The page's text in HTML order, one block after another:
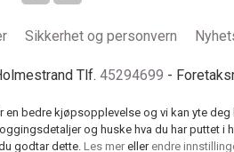
Sikkerhet og personvern
Tlf. 45294699 -
bedre kjøpsopplevelse og vi kan yte deg
og huske hva du har puttet i
godtar dette. Les mer eller endre